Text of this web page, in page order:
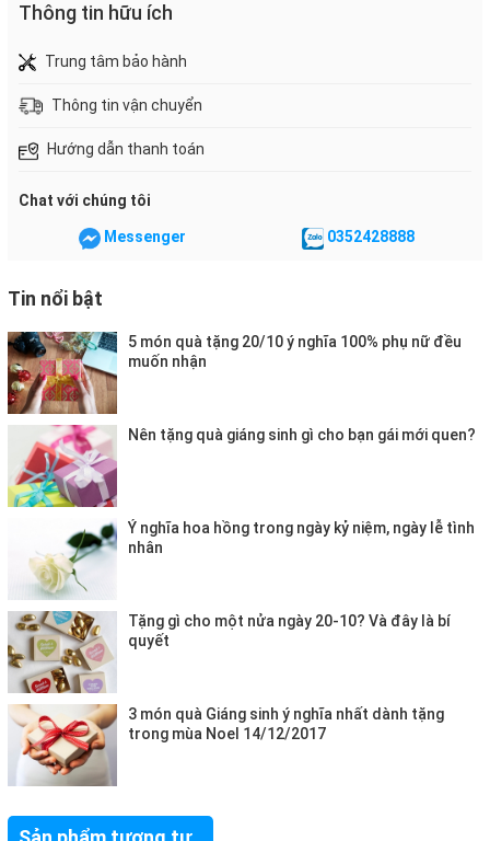
Thông tin hữu ích
Trung tâm bảo hành
Thông tin vận chuyển
Hướng dẫn thanh toán
Chat với chúng tôi
Messenger 0352428888
Tin nổi bật
5 món quà tặng 20/10 ý nghĩa 100% phụ nữ đều
muốn nhận
Nên tặng quà giáng sinh gì cho bạn gái mới quen?
Ý nghĩa hoa hồng trong ngày kỷ niệm, ngày lễ tình
nhân
Tặng gì cho một nửa ngày 20-10? Và đây là bí
quyết
3 món quà Giáng sinh ý nghĩa nhất dành tặng
trong mùa Noel 14/12/2017